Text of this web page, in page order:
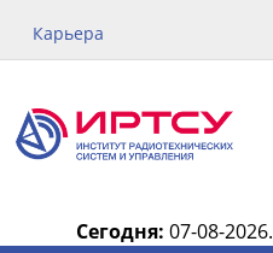
Карьера
Сегодня: 07-08-2026.